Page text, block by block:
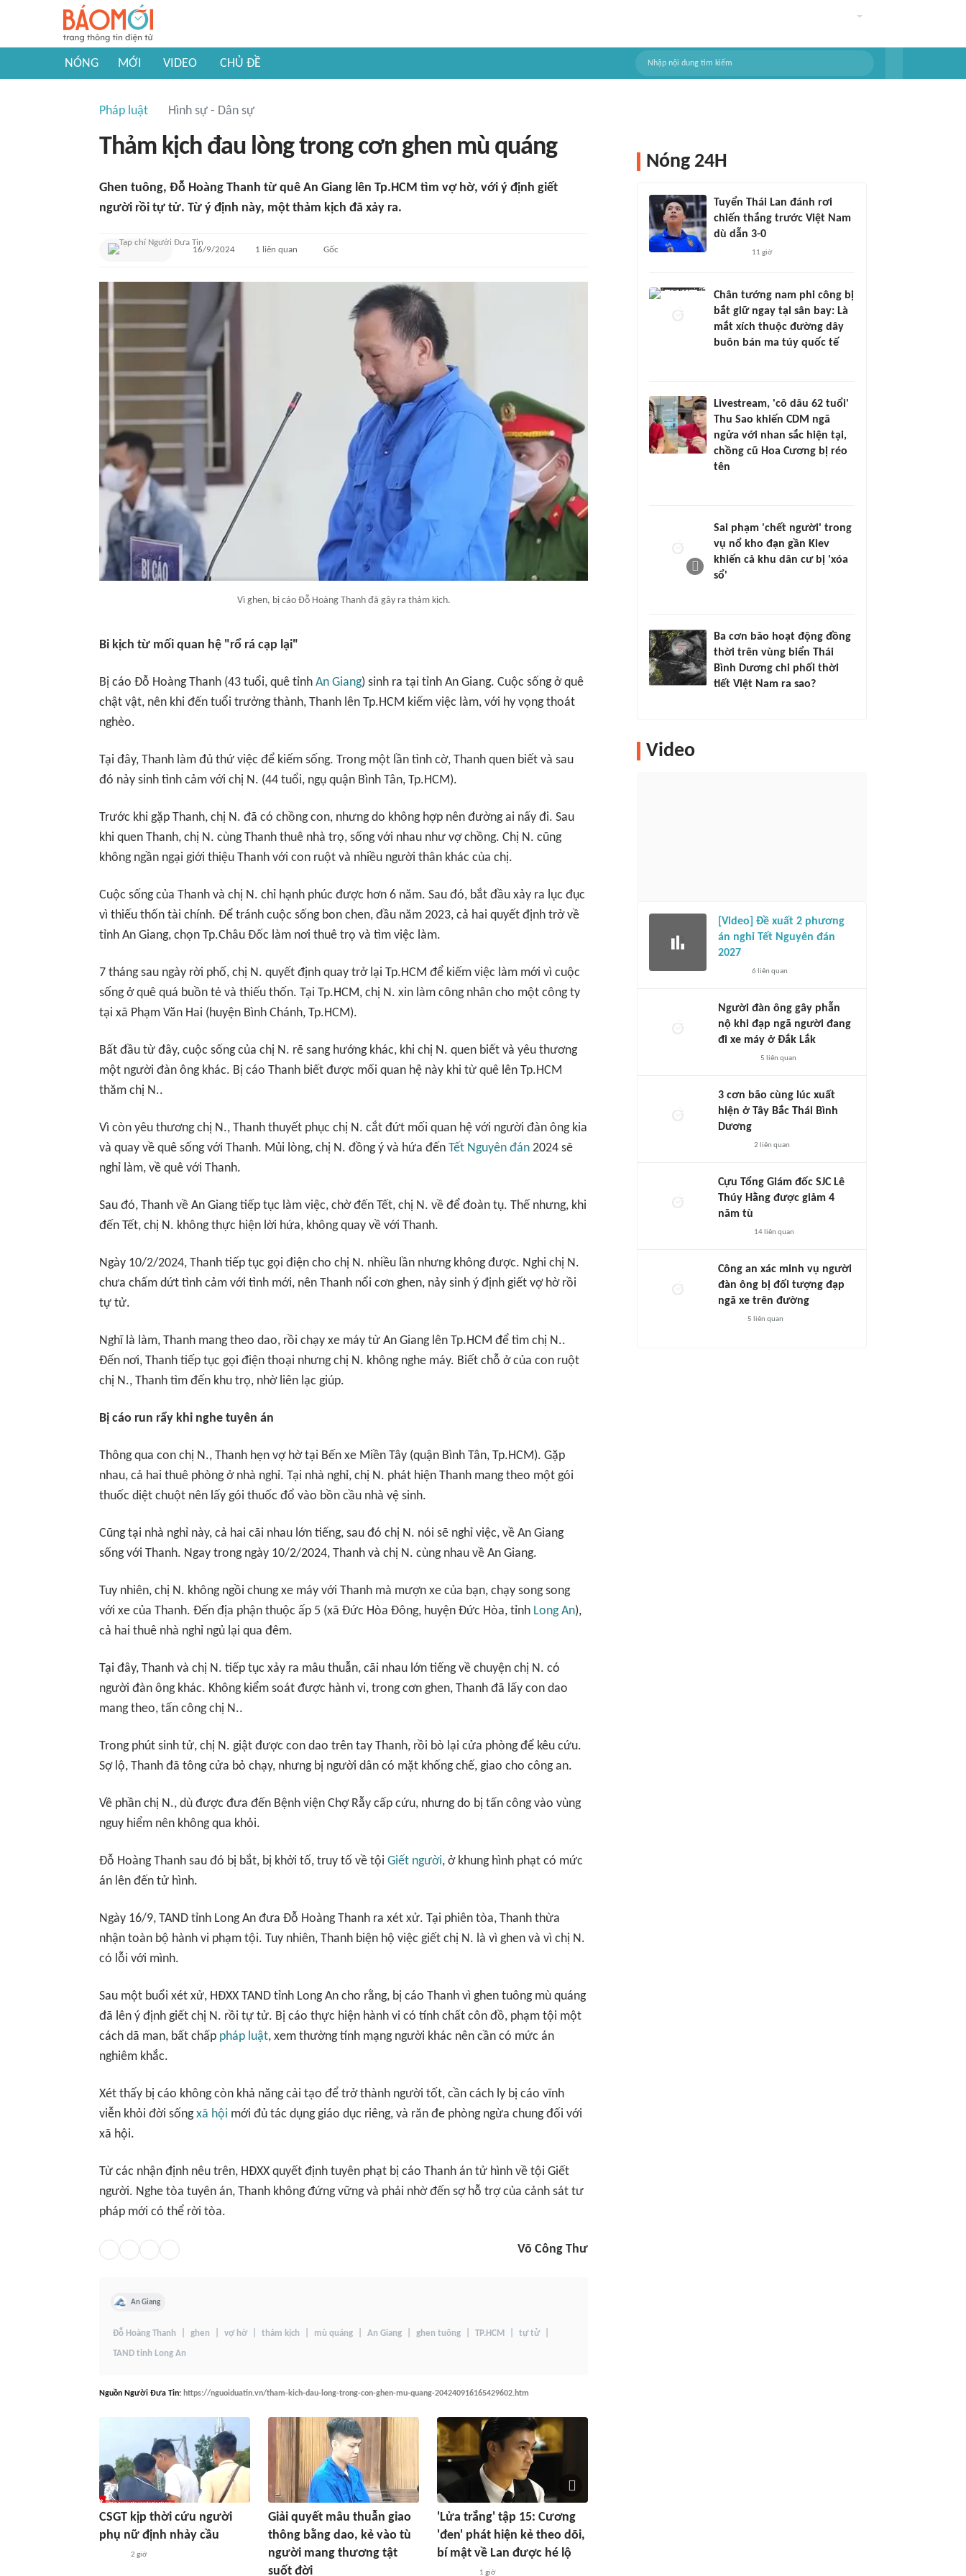
NÓNG MỚI VIDEO CHỦ ĐỀ
Pháp luật Hình sự - Dân sự
Thảm kịch đau lòng trong cơn ghen mù quáng
Ghen tuông, Đỗ Hoàng Thanh từ quê An Giang lên Tp.HCM tìm vợ hờ, với ý định giết
người rồi tự tử. Từ ý định này, một thảm kịch đã xảy ra.
16/9/2024 1 liên quan Gốc
Vì ghen, bị cáo Đỗ Hoàng Thanh đã gây ra thảm kịch.
Bi kịch từ mối quan hệ "rổ rá cạp lại"
Bị cáo Đỗ Hoàng Thanh (43 tuổi, quê tỉnh An Giang) sinh ra tại tỉnh An Giang. Cuộc sống ở quê
chật vật, nên khi đến tuổi trưởng thành, Thanh lên Tp.HCM kiếm việc làm, với hy vọng thoát
nghèo.
Tại đây, Thanh làm đủ thứ việc để kiếm sống. Trong một lần tình cờ, Thanh quen biết và sau
đó nảy sinh tình cảm với chị N. (44 tuổi, ngụ quận Bình Tân, Tp.HCM).
Trước khi gặp Thanh, chị N. đã có chồng con, nhưng do không hợp nên đường ai nấy đi. Sau
khi quen Thanh, chị N. cùng Thanh thuê nhà trọ, sống với nhau như vợ chồng. Chị N. cũng
không ngần ngại giới thiệu Thanh với con ruột và nhiều người thân khác của chị.
Cuộc sống của Thanh và chị N. chỉ hạnh phúc được hơn 6 năm. Sau đó, bắt đầu xảy ra lục đục
vì thiếu thốn tài chính. Để tránh cuộc sống bon chen, đầu năm 2023, cả hai quyết định trở về
tỉnh An Giang, chọn Tp.Châu Đốc làm nơi thuê trọ và tìm việc làm.
7 tháng sau ngày rời phố, chị N. quyết định quay trở lại Tp.HCM để kiếm việc làm mới vì cuộc
sống ở quê quá buồn tẻ và thiếu thốn. Tại Tp.HCM, chị N. xin làm công nhân cho một công ty
tại xã Phạm Văn Hai (huyện Bình Chánh, Tp.HCM).
Bất đầu từ đây, cuộc sống của chị N. rẽ sang hướng khác, khi chị N. quen biết và yêu thương
một người đàn ông khác. Bị cáo Thanh biết được mối quan hệ này khi từ quê lên Tp.HCM
thăm chị N..
Vì còn yêu thương chị N., Thanh thuyết phục chị N. cắt đứt mối quan hệ với người đàn ông kia
và quay về quê sống với Thanh. Mủi lòng, chị N. đồng ý và hứa đến Tết Nguyên đán 2024 sẽ
nghỉ làm, về quê với Thanh.
Sau đó, Thanh về An Giang tiếp tục làm việc, chờ đến Tết, chị N. về để đoàn tụ. Thế nhưng, khi
đến Tết, chị N. không thực hiện lời hứa, không quay về với Thanh.
Ngày 10/2/2024, Thanh tiếp tục gọi điện cho chị N. nhiều lần nhưng không được. Nghi chị N.
chưa chấm dứt tình cảm với tình mới, nên Thanh nổi cơn ghen, nảy sinh ý định giết vợ hờ rồi
tự tử.
Nghĩ là làm, Thanh mang theo dao, rồi chạy xe máy từ An Giang lên Tp.HCM để tìm chị N..
Đến nơi, Thanh tiếp tục gọi điện thoại nhưng chị N. không nghe máy. Biết chỗ ở của con ruột
chị N., Thanh tìm đến khu trọ, nhờ liên lạc giúp.
Bị cáo run rẩy khi nghe tuyên án
Thông qua con chị N., Thanh hẹn vợ hờ tại Bến xe Miền Tây (quận Bình Tân, Tp.HCM). Gặp
nhau, cả hai thuê phòng ở nhà nghỉ. Tại nhà nghỉ, chị N. phát hiện Thanh mang theo một gói
thuốc diệt chuột nên lấy gói thuốc đổ vào bồn cầu nhà vệ sinh.
Cũng tại nhà nghỉ này, cả hai cãi nhau lớn tiếng, sau đó chị N. nói sẽ nghỉ việc, về An Giang
sống với Thanh. Ngay trong ngày 10/2/2024, Thanh và chị N. cùng nhau về An Giang.
Tuy nhiên, chị N. không ngồi chung xe máy với Thanh mà mượn xe của bạn, chạy song song
với xe của Thanh. Đến địa phận thuộc ấp 5 (xã Đức Hòa Đông, huyện Đức Hòa, tỉnh Long An),
cả hai thuê nhà nghỉ ngủ lại qua đêm.
Tại đây, Thanh và chị N. tiếp tục xảy ra mâu thuẫn, cãi nhau lớn tiếng về chuyện chị N. có
người đàn ông khác. Không kiểm soát được hành vi, trong cơn ghen, Thanh đã lấy con dao
mang theo, tấn công chị N..
Trong phút sinh tử, chị N. giật được con dao trên tay Thanh, rồi bò lại cửa phòng để kêu cứu.
Sợ lộ, Thanh đã tông cửa bỏ chạy, nhưng bị người dân có mặt khống chế, giao cho công an.
Về phần chị N., dù được đưa đến Bệnh viện Chợ Rẫy cấp cứu, nhưng do bị tấn công vào vùng
nguy hiểm nên không qua khỏi.
Đỗ Hoàng Thanh sau đó bị bắt, bị khởi tố, truy tố về tội Giết người, ở khung hình phạt có mức
án lên đến tử hình.
Ngày 16/9, TAND tỉnh Long An đưa Đỗ Hoàng Thanh ra xét xử. Tại phiên tòa, Thanh thừa
nhận toàn bộ hành vi phạm tội. Tuy nhiên, Thanh biện hộ việc giết chị N. là vì ghen và vì chị N.
có lỗi với mình.
Sau một buổi xét xử, HĐXX TAND tỉnh Long An cho rằng, bị cáo Thanh vì ghen tuông mù quáng
đã lên ý định giết chị N. rồi tự tử. Bị cáo thực hiện hành vi có tính chất côn đồ, phạm tội một
cách dã man, bất chấp pháp luật, xem thường tính mạng người khác nên cần có mức án
nghiêm khắc.
Xét thấy bị cáo không còn khả năng cải tạo để trở thành người tốt, cần cách ly bị cáo vĩnh
viễn khỏi đời sốngxã hội mới đủ tác dụng giáo dục riêng, và răn đe phòng ngừa chung đối với
xã hội.
Từ các nhận định nêu trên, HĐXX quyết định tuyên phạt bị cáo Thanh án tử hình về tội Giết
người. Nghe tòa tuyên án, Thanh không đứng vững và phải nhờ đến sợ hỗ trợ của cảnh sát tư
pháp mới có thể rời tòa.
Võ Công Thư
An Giang
Đỗ Hoàng Thanh ghen vợ hờ thảm kịch mù quáng An Giang ghen tuông TP.HCM tự tử
TAND tỉnh Long An
Nguồn Người Đưa Tin: https://nguoiduatin.vn/tham-kich-dau-long-trong-con-ghen-mu-quang-204240916165429602.htm
CSGT kịp thời cứu người
phụ nữ định nhảy cầu
2 giờ
Giải quyết mâu thuẫn giao
thông bằng dao, kẻ vào tù
người mang thương tật
suốt đời
'Lửa trắng' tập 15: Cương
'đen' phát hiện kẻ theo dõi,
bí mật về Lan được hé lộ
1 giờ
Nóng 24H
Tuyển Thái Lan đánh rơi
chiến thắng trước Việt Nam
dù dẫn 3-0
11 giờ
Chân tướng nam phi công bị
bắt giữ ngay tại sân bay: Là
mắt xích thuộc đường dây
buôn bán ma túy quốc tế
Livestream, 'cô dâu 62 tuổi'
Thu Sao khiến CDM ngã
ngửa với nhan sắc hiện tại,
chồng cũ Hoa Cương bị réo
tên
Sai phạm 'chết người' trong
vụ nổ kho đạn gần Kiev
khiến cả khu dân cư bị 'xóa
sổ'
Ba cơn bão hoạt động đồng
thời trên vùng biển Thái
Bình Dương chi phối thời
tiết Việt Nam ra sao?
Video
[Video] Đề xuất 2 phương
án nghỉ Tết Nguyên đán
2027
6 liên quan
Người đàn ông gây phẫn
nộ khi đạp ngã người đang
đi xe máy ở Đắk Lắk
5 liên quan
3 cơn bão cùng lúc xuất
hiện ở Tây Bắc Thái Bình
Dương
2 liên quan
Cựu Tổng Giám đốc SJC Lê
Thúy Hằng được giảm 4
năm tù
14 liên quan
Công an xác minh vụ người
đàn ông bị đối tượng đạp
ngã xe trên đường
5 liên quan